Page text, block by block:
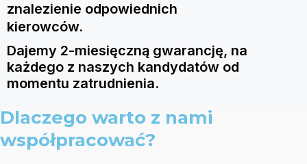
znalezienie odpowiednich
kierowców.
Dajemy 2-miesięczną gwarancję, na
każdego z naszych kandydatów od
momentu zatrudnienia.
Dlaczego warto z nami
współpracować?